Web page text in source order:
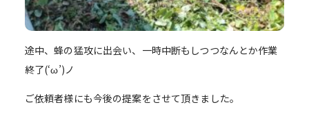
途中、蜂の猛攻に出会い、一時中断もしつつなんとか作業
終了(‘ω’)ノ
ご依頼者様にも今後の提案をさせて頂きました。